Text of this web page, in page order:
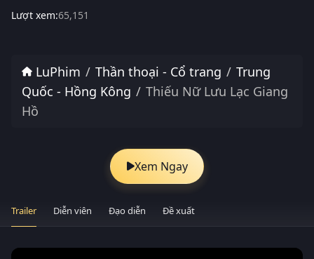
Lượt xem:65,151
LuPhim Thần thoại - Cổ trang
Trung
Quốc - Hồng Kông
Thiếu Nữ Lưu Lạc Giang
Hồ
Xem Ngay
Trailer Diễn viên Đạo diễn Đề xuất